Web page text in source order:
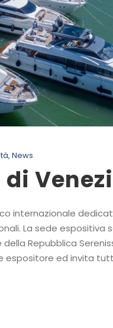
, News
internazionale
La sede espositiva
Repubblica
espositore ed invita